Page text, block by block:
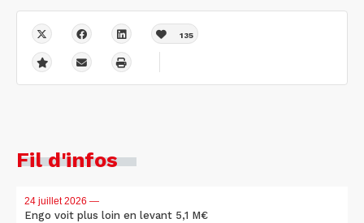
135
Fil d'infos
24 juillet 2026 —
Engo voit plus loin en levant 5,1 M€